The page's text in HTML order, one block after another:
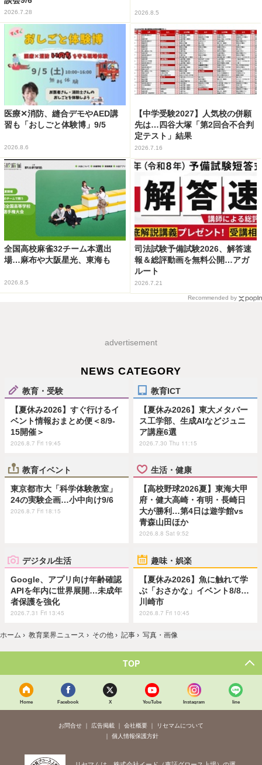
2026.7.28 2026.8.5
医療✕消防、縫合デモやAED講
習も「おしごと体験博」9/5
2026.8.6
【中学受験2027】人気校の併願
先は…四谷大塚「第2回合不合判
定テスト」結果
2026.7.16
全国高校麻雀32チーム本選出
場…麻布や大阪星光、東海も
2026.8.5
司法試験予備試験2026、解答速
報＆総評動画を無料公開…アガ
ルート
2026.7.21
Recommended by
advertisement
NEWS CATEGORY
教育・受験
【夏休み2026】すぐ行けるイ
ベント情報おまとめ便＜8/9-
15開催＞
2026.8.7 Fri 19:45
教育ICT
【夏休み2026】東大メタバー
ス工学部、生成AIなどジュニ
ア講座6選
2026.7.30 Thu 11:15
教育イベント
東京都市大「科学体験教室」
24の実験企画…小中向け9/6
2026.8.7 Fri 18:15
生活・健康
【高校野球2026夏】東海大甲
府・健大高崎・有明・長崎日
大が勝利…第4日は遊学館vs
青森山田ほか
2026.8.8 Sat 9:52
デジタル生活
Google、アプリ向け年齢確認
APIを年内に世界展開…未成年
者保護を強化
2026.7.31 Fri 13:45
趣味・娯楽
【夏休み2026】魚に触れて学
ぶ「おさかな」イベント8/8…
川崎市
2026.8.7 Fri 10:45
ホーム › 教育業界ニュース › その他 › 記事 › 写真・画像
TOP
Home Facebook X YouTube Instagram line
お問合せ 広告掲載 会社概要
リセマムについて
個人情報保護方針